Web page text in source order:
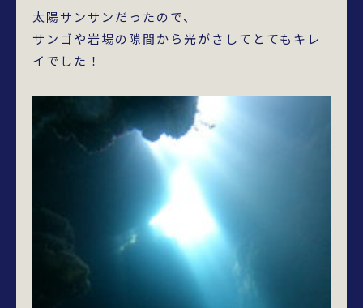
太陽サンサンだったので、
サンゴや岩場の隙間から光がさしてとてもキレ
イでした！